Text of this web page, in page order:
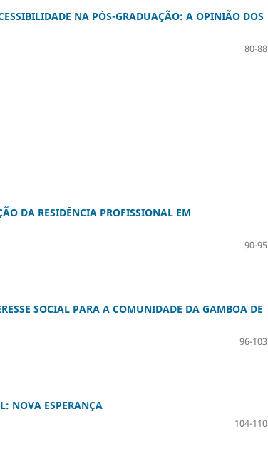
NA PÓS-GRADUAÇÃO: A OPINIÃO DOS
80-88
DA RESIDÊNCIA PROFISSIONAL EM
90-95
SOCIAL PARA A COMUNIDADE DA GAMBOA DE
96-103
NOVA ESPERANÇA
104-110